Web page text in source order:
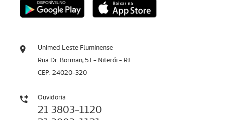
Unimed Leste Fluminense
Rua Dr. Borman, 51 - Niterói - RJ
CEP: 24020-320
Ouvidoria
21 3803-1120